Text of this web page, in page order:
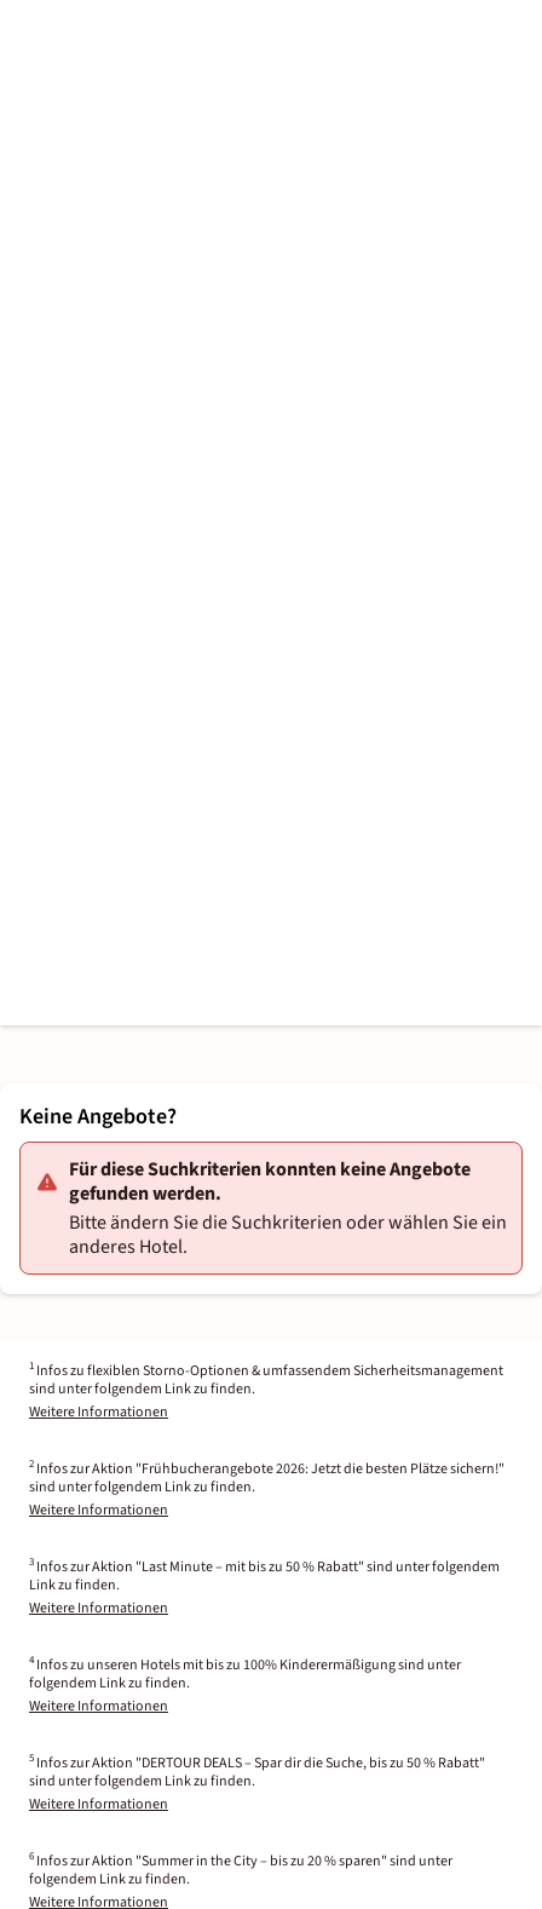
Keine Angebote?
Für diese Suchkriterien konnten keine Angebote
gefunden werden.
Bitte ändern Sie die Suchkriterien oder wählen Sie ein
anderes Hotel.
1 Infos zu flexiblen Storno-Optionen & umfassendem Sicherheitsmanagement
sind unter folgendem Link zu finden.
Weitere Informationen
2 Infos zur Aktion "Frühbucherangebote 2026: Jetzt die besten Plätze sichern!"
sind unter folgendem Link zu finden.
Weitere Informationen
3 Infos zur Aktion "Last Minute – mit bis zu 50 % Rabatt" sind unter folgendem
Link zu finden.
Weitere Informationen
4 Infos zu unseren Hotels mit bis zu 100% Kinderermäßigung sind unter
folgendem Link zu finden.
Weitere Informationen
5 Infos zur Aktion "DERTOUR DEALS – Spar dir die Suche, bis zu 50 % Rabatt"
sind unter folgendem Link zu finden.
Weitere Informationen
6 Infos zur Aktion "Summer in the City – bis zu 20 % sparen" sind unter
folgendem Link zu finden.
Weitere Informationen